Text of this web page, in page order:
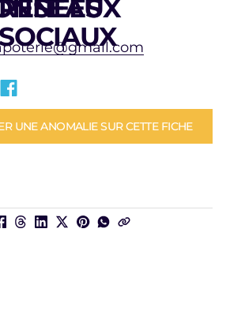
UNE ANOMALIE SUR CETTE FICHE